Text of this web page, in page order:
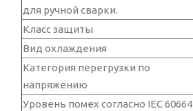
для ручной сварки.
Класс защиты
Вид охлаждения
Категория перегрузки по
напряжению
Уровень помех согласно IEC 60664